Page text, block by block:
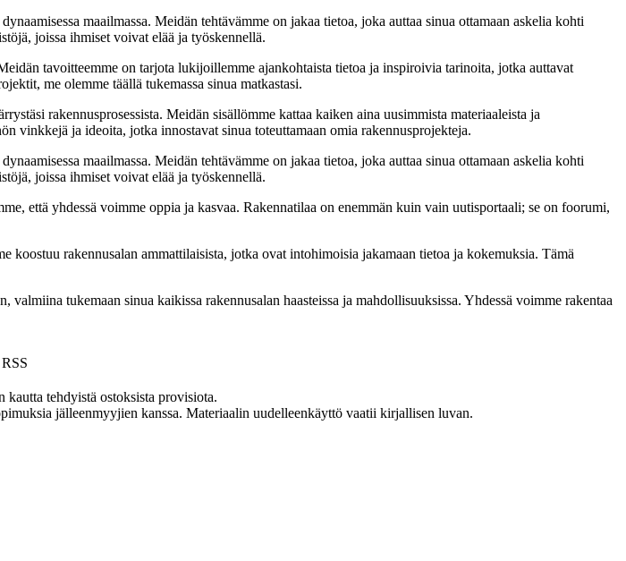
maailmassa. Meidän tehtävämme on jakaa tietoa, joka auttaa sinua ottamaan askelia kohti
joissa ihmiset voivat elää ja työskennellä.
tavoitteemme on tarjota lukijoillemme ajankohtaista tietoa ja inspiroivia tarinoita, jotka auttavat
me olemme täällä tukemassa sinua matkastasi.
rakennusprosessista. Meidän sisällömme kattaa kaiken aina uusimmista materiaaleista ja
vinkkejä ja ideoita, jotka innostavat sinua toteuttamaan omia rakennusprojekteja.
maailmassa. Meidän tehtävämme on jakaa tietoa, joka auttaa sinua ottamaan askelia kohti
joissa ihmiset voivat elää ja työskennellä.
että yhdessä voimme oppia ja kasvaa. Rakennatilaa on enemmän kuin vain uutisportaali; se on foorumi,
rakennusalan ammattilaisista, jotka ovat intohimoisia jakamaan tietoa ja kokemuksia. Tämä
tukemaan sinua kaikissa rakennusalan haasteissa ja mahdollisuuksissa. Yhdessä voimme rakentaa
RSS
tehdyistä ostoksista provisiota.
jälleenmyyjien kanssa. Materiaalin uudelleenkäyttö vaatii kirjallisen luvan.